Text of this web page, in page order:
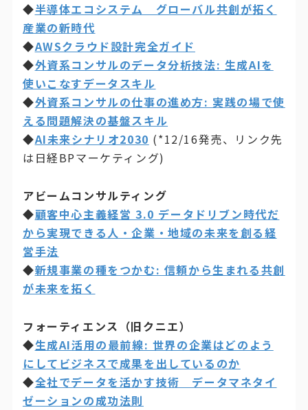
◆半導体エコシステム グローバル共創が拓く
産業の新時代
◆AWSクラウド設計完全ガイド
◆外資系コンサルのデータ分析技法: 生成AIを
使いこなすデータスキル
◆外資系コンサルの仕事の進め方: 実践の場で使
える問題解決の基盤スキル
◆AI未来シナリオ2030 (*12/16発売、リンク先
は日経BPマーケティング)
アビームコンサルティング
◆顧客中心主義経営 3.0 データドリブン時代だ
から実現できる人・企業・地域の未来を創る経
営手法
◆新規事業の種をつかむ: 信頼から生まれる共創
が未来を拓く
フォーティエンス（旧クニエ）
◆生成AI活用の最前線: 世界の企業はどのよう
にしてビジネスで成果を出しているのか
◆全社でデータを活かす技術 データマネタイ
ゼーションの成功法則